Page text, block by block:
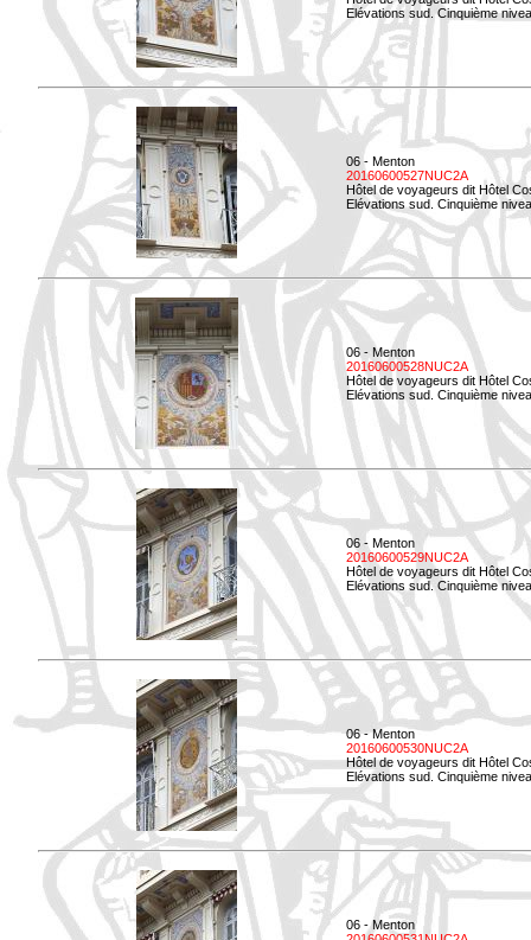
Elévations sud. Cinquième
06 - Menton
20160600527NUC2A
Hôtel de voyageurs dit Hôtel
Elévations sud. Cinquième
06 - Menton
20160600528NUC2A
Hôtel de voyageurs dit Hôtel
Elévations sud. Cinquième
06 - Menton
20160600529NUC2A
Hôtel de voyageurs dit Hôtel
Elévations sud. Cinquième
06 - Menton
20160600530NUC2A
Hôtel de voyageurs dit Hôtel
Elévations sud. Cinquième
06 - Menton